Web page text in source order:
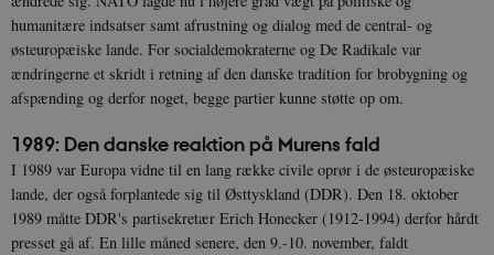
humanitære indsatser samt afrustning og dialog med de central- og
østeuropæiske lande. For socialdemokraterne og De Radikale var
ændringerne et skridt i retning af den danske tradition for brobygning og
afspænding og derfor noget, begge partier kunne støtte op om.
1989: Den danske reaktion på Murens fald
I 1989 var Europa vidne til en lang række civile oprør i de østeuropæiske
lande, der også forplantede sig til Østtyskland (DDR). Den 18. oktober
1989 måtte DDR's partisekretær Erich Honecker (1912-1994) derfor hårdt
presset gå af. En lille måned senere, den 9.-10. november, faldt